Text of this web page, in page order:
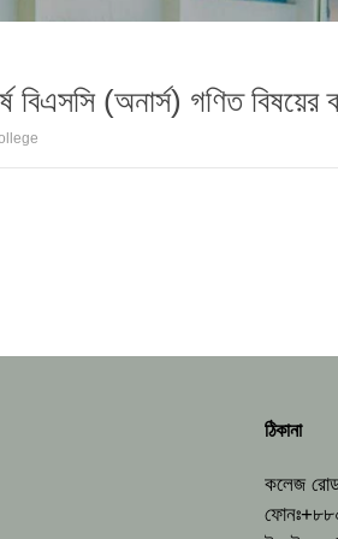
(অনার্স) গণিত বিষয়ের
ঠিকানা
কলেজ